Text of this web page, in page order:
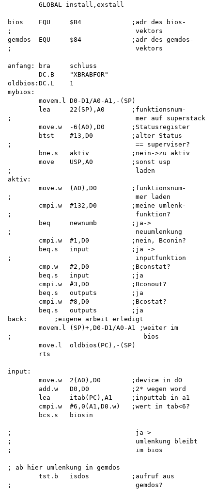
        GLOBAL install,exstall
bios    EQU     $B4             ;adr des bios-
;                                vektors
gemdos  EQU     $84             ;adr des gemdos-
;                                vektors
anfang: bra     schluss
        DC.B    "XBRABFOR"
oldbios:DC.L    1
mybios:
        movem.l D0-D1/A0-A1,-(SP)
        lea     22(SP),A0       ;funktionsnum-
;                                mer auf superstack
        move.w  -6(A0),D0       ;Statusregister
        btst    #13,D0          ;alter Status
;                                == superviser?
        bne.s   aktiv           ;nein->zu aktiv
        move    USP,A0          ;sonst usp
;                                laden
aktiv:
        move.w  (A0),D0         ;funktionsnum-
;                                mer laden
        cmpi.w  #132,D0         ;meine umlenk-
;                                funktion?
        beq     newnumb         ;ja->
;                                neuumlenkung
        cmpi.w  #1,D0           ;nein, Bconin?
        beq.s   input           ;ja ->
;                                inputfunktion
        cmp.w   #2,D0           ;Bconstat?
        beq.s   input           ;ja
        cmpi.w  #3,D0           ;Bconout?
        beq.s   outputs         ;ja
        cmpi.w  #8,D0           ;Bcostat?
        beq.s   outputs         ;ja
back:       ;eigene arbeit erledigt
        movem.l (SP)+,D0-D1/A0-A1 ;weiter im
;                                  bios
        move.l  oldbios(PC),-(SP)
        rts
input:
        move.w  2(A0),D0        ;device in dO
        add.w   D0,D0           ;2* wegen word
        lea     itab(PC),A1     ;inputtab in a1
        cmpi.w  #6,0(A1,D0.w)   ;wert in tab<6?
        bcs.s   biosin
;                                ja->
;                                umlenkung bleibt
;                                im bios
; ab hier umlenkung in gemdos
        tst.b   isdos           ;aufruf aus
;                                gemdos?